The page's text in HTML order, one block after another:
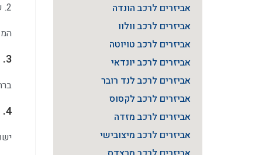
2. שיפור אווירודינמיקה והגנה על שמשה
3. הגנה מפני אבק ולכלוך
4. שיפור מראה הרכב
אביזרים לרכב הונדה
אביזרים לרכב וולוו
אביזרים לרכב טויוטה
אביזרים לרכב יונדאי
אביזרים לרכב לנד רובר
אביזרים לרכב לקסוס
אביזרים לרכב מזדה
אביזרים לרכב מיצובישי